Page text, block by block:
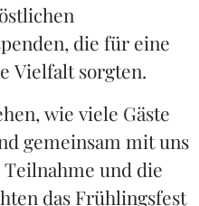
die für eine
Vielfalt sorgten.
wie viele Gäste
gemeinsam mit uns
und die
das Frühlingsfest